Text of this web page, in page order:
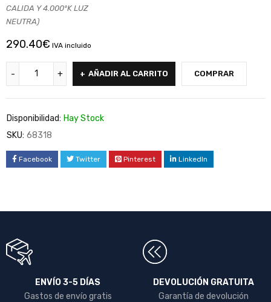
CALIDA Y 4.000ºK LUZ
NEUTRA)
290.40€ IVA incluido
AÑADIR AL CARRITO COMPRAR
Disponibilidad: Hay Stock
SKU: 68318
Facebook Twitter Pinterest LinkedIn
ENVÍO 3-5 DÍAS
Gastos de envío gratis
DEVOLUCIÓN GRATUITA
Garantía de devolución